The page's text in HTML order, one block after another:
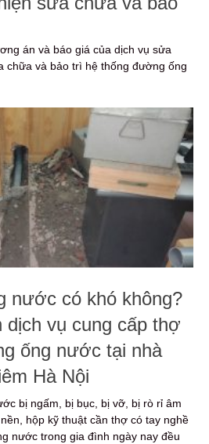
án và báo giá của dịch vụ sửa
chữa và bảo trì hệ thống đường ống
nước có khó không?
dịch vụ cung cấp thợ
ống nước tại nhà
Hà Nội
bị ngấm, bị bục, bị vỡ, bị rò rỉ âm
hộp kỹ thuật cần thợ có tay nghề
nước trong gia đình ngày nay đều